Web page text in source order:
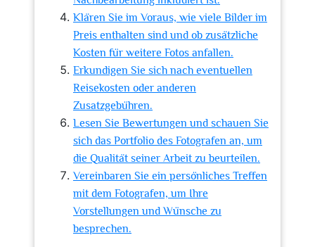
Klären Sie im Voraus, wie viele Bilder im
Preis enthalten sind und ob zusätzliche
Kosten für weitere Fotos anfallen.
Erkundigen Sie sich nach eventuellen
Reisekosten oder anderen
Zusatzgebühren.
Lesen Sie Bewertungen und schauen Sie
sich das Portfolio des Fotografen an, um
die Qualität seiner Arbeit zu beurteilen.
Vereinbaren Sie ein persönliches Treffen
mit dem Fotografen, um Ihre
Vorstellungen und Wünsche zu
besprechen.